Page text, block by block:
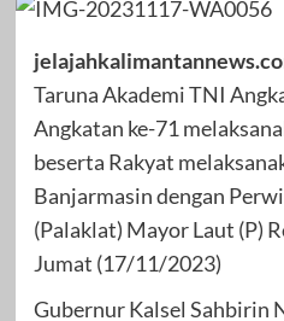
Taruna Akademi TNI
Angkatan ke-71
beserta Rakyat
Banjarmasin dengan
(Palaklat) Mayor Laut (P)
Jumat (17/11/2023)
Gubernur Kalsel Sahbirin